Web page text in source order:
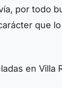
por todo
que
en Villa